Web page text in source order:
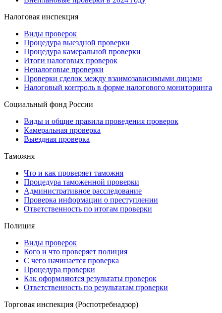
Налоговая инспекция
Виды проверок
Процедура выездной проверки
Процедура камеральной проверки
Итоги налоговых проверок
Неналоговые проверки
Проверки сделок между взаимозависимыми лицами
Налоговый контроль в форме налогового мониторинга
Социальный фонд России
Виды и общие правила проведения проверок
Камеральная проверка
Выездная проверка
Таможня
Что и как проверяет таможня
Процедура таможенной проверки
Административное расследование
Проверка информации о преступлении
Ответственность по итогам проверки
Полиция
Виды проверок
Кого и что проверяет полиция
С чего начинается проверка
Процедура проверки
Как оформляются результаты проверок
Ответственность по результатам проверки
Торговая инспекция (Роспотребнадзор)